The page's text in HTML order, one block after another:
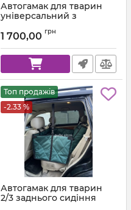
Автогамак для тварин
універсальний з
Чорна стропа
1 700,00 грн
Топ продажів
-2.33 %
Автогамак для тварин
2/3 заднього сидіння